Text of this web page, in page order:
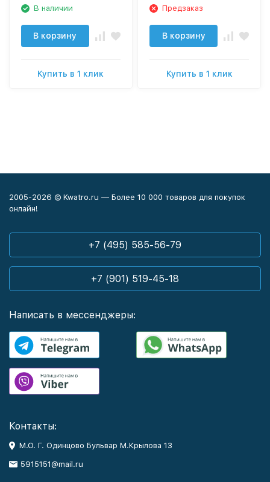
орехаВ наличии
В корзину
Купить в 1 клик
орехаПредзаказ
В корзину
Купить в 1 клик
2005-2026 © Kwatro.ru — Более 10 000 товаров для покупок
онлайн!
+7 (495) 585-56-79
+7 (901) 519-45-18
Написать в мессенджеры:
Контакты:
М.О. Г. Одинцово Бульвар М.Крылова 13
5915151@mail.ru